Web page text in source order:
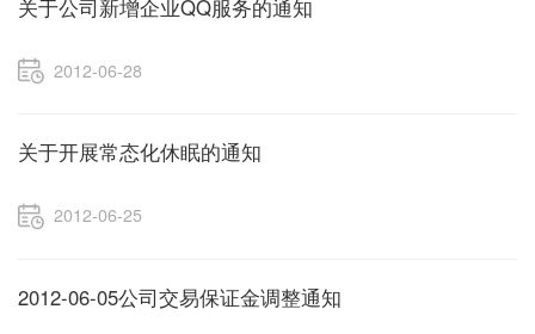
关于公司新增企业QQ服务的通知
2012-06-28
关于开展常态化休眠的通知
2012-06-25
2012-06-05公司交易保证金调整通知